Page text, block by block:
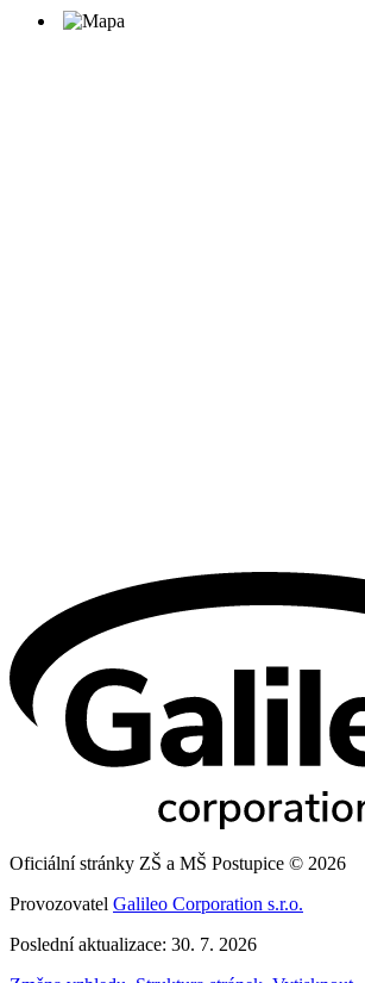
Oficiální stránky ZŠ a MŠ Postupice © 2026
Provozovatel Galileo Corporation s.r.o.
Poslední aktualizace: 30. 7. 2026